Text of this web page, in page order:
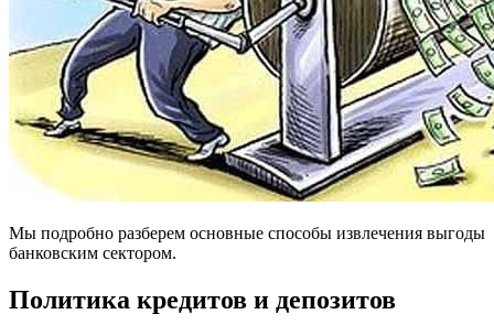
Мы подробно разберем основные способы извлечения выгоды
банковским сектором.
Политика кредитов и депозитов